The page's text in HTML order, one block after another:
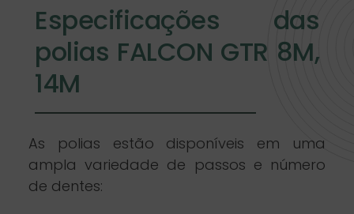
Especificações das
polias FALCON GTR 8M,
14M
As polias estão disponíveis em uma
ampla variedade de passos e número
de dentes: